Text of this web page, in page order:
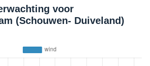
voor
(Schouwen- Duiveland)